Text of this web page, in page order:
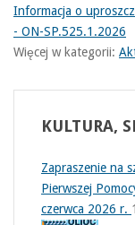
Informacja o
- ON-SP.525.1.2026
Więcej w kategorii:
KULTURA,
Zapraszenie na
Pierwszej
czerwca 2026 r.